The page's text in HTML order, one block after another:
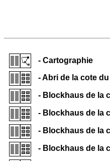
- Cartographie
- Abri de la cote
- Blockhaus de la
- Blockhaus de la
- Blockhaus de la
- Blockhaus de la